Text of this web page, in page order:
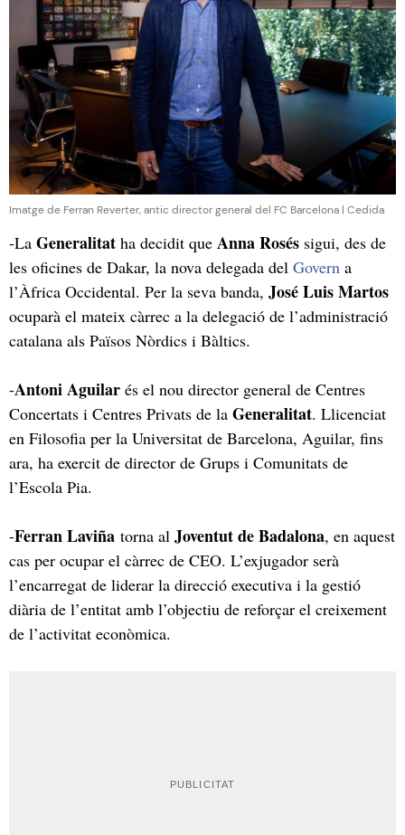
Imatge de Ferran Reverter, antic director general del FC Barcelona | Cedida
-La Generalitat ha decidit que Anna Rosés sigui, des de
les oficines de Dakar, la nova delegada del Govern a
l’Àfrica Occidental. Per la seva banda, José Luis Martos
ocuparà el mateix càrrec a la delegació de l’administració
catalana als Països Nòrdics i Bàltics.
-Antoni Aguilar és el nou director general de Centres
Concertats i Centres Privats de la Generalitat. Llicenciat
en Filosofia per la Universitat de Barcelona, Aguilar, fins
ara, ha exercit de director de Grups i Comunitats de
l’Escola Pia.
-Ferran Laviña torna al Joventut de Badalona, en aquest
cas per ocupar el càrrec de CEO. L’exjugador serà
l’encarregat de liderar la direcció executiva i la gestió
diària de l’entitat amb l’objectiu de reforçar el creixement
de l’activitat econòmica.